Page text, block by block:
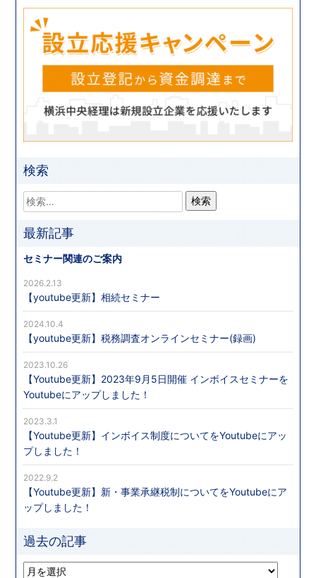
検索
最新記事
セミナー関連のご案内
【youtube更新】相続セミナー
2026.2.13
【youtube更新】税務調査オンラインセミナー(録画)
2024.10.4
【Youtube更新】2023年9月5日開催 インボイスセミナーを
Youtubeにアップしました！
2023.10.26
【Youtube更新】インボイス制度についてをYoutubeにアッ
プしました！
2023.3.1
【Youtube更新】新・事業承継税制についてをYoutubeにア
ップしました！
2022.9.2
過去の記事